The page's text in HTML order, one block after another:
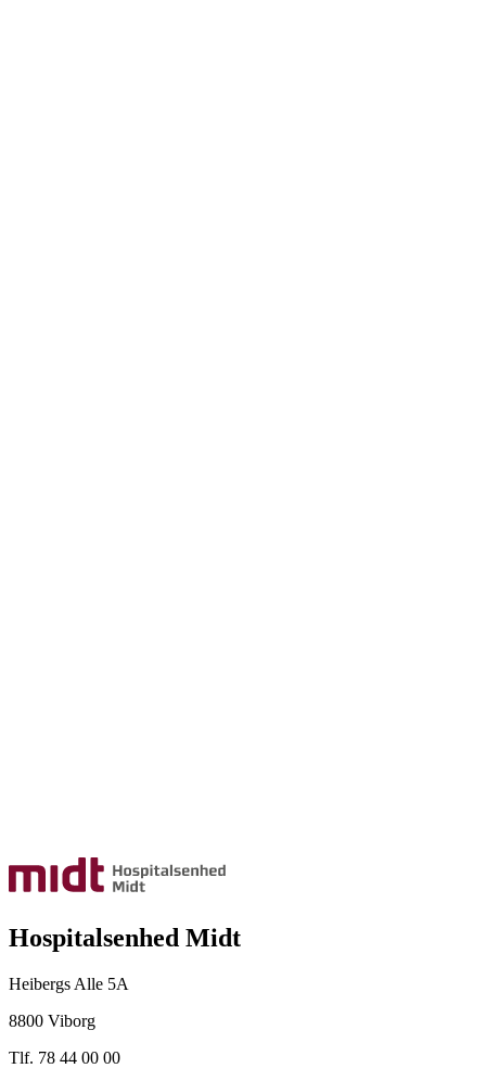
Hospitalsenhed Midt
Heibergs Alle 5A
8800 Viborg
Tlf. 78 44 00 00